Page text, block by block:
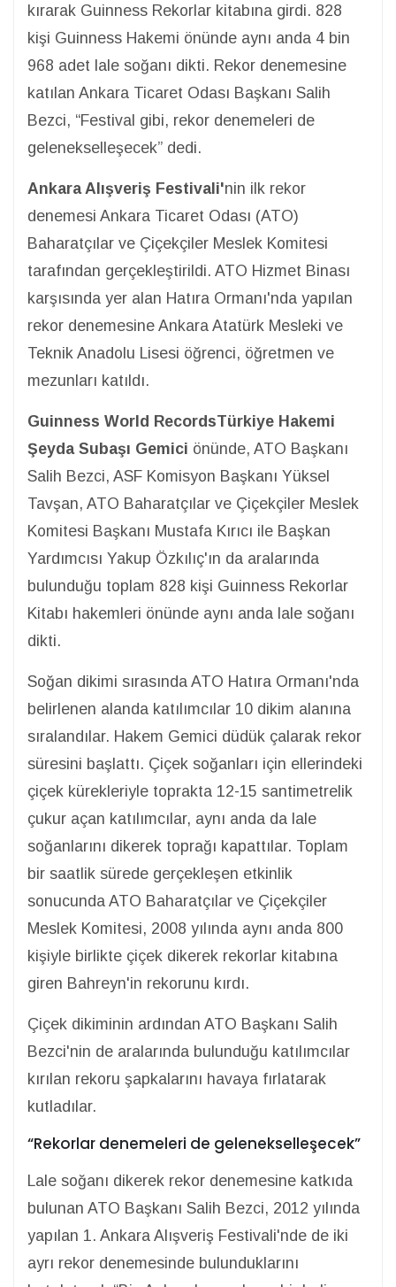
kırarak Guinness Rekorlar kitabına girdi. 828
kişi Guinness Hakemi önünde aynı anda 4 bin
968 adet lale soğanı dikti. Rekor denemesine
katılan Ankara Ticaret Odası Başkanı Salih
Bezci, “Festival gibi, rekor denemeleri de
gelenekselleşecek” dedi.
Ankara Alışveriş Festivali'nin ilk rekor
denemesi Ankara Ticaret Odası (ATO)
Baharatçılar ve Çiçekçiler Meslek Komitesi
tarafından gerçekleştirildi. ATO Hizmet Binası
karşısında yer alan Hatıra Ormanı'nda yapılan
rekor denemesine Ankara Atatürk Mesleki ve
Teknik Anadolu Lisesi öğrenci, öğretmen ve
mezunları katıldı.
Guinness World RecordsTürkiye Hakemi
Şeyda Subaşı Gemici önünde, ATO Başkanı
Salih Bezci, ASF Komisyon Başkanı Yüksel
Tavşan, ATO Baharatçılar ve Çiçekçiler Meslek
Komitesi Başkanı Mustafa Kırıcı ile Başkan
Yardımcısı Yakup Özkılıç'ın da aralarında
bulunduğu toplam 828 kişi Guinness Rekorlar
Kitabı hakemleri önünde aynı anda lale soğanı
dikti.
Soğan dikimi sırasında ATO Hatıra Ormanı'nda
belirlenen alanda katılımcılar 10 dikim alanına
sıralandılar. Hakem Gemici düdük çalarak rekor
süresini başlattı. Çiçek soğanları için ellerindeki
çiçek kürekleriyle toprakta 12-15 santimetrelik
çukur açan katılımcılar, aynı anda da lale
soğanlarını dikerek toprağı kapattılar. Toplam
bir saatlik sürede gerçekleşen etkinlik
sonucunda ATO Baharatçılar ve Çiçekçiler
Meslek Komitesi, 2008 yılında aynı anda 800
kişiyle birlikte çiçek dikerek rekorlar kitabına
giren Bahreyn'in rekorunu kırdı.
Çiçek dikiminin ardından ATO Başkanı Salih
Bezci'nin de aralarında bulunduğu katılımcılar
kırılan rekoru şapkalarını havaya fırlatarak
kutladılar.
“Rekorlar denemeleri de gelenekselleşecek”
Lale soğanı dikerek rekor denemesine katkıda
bulunan ATO Başkanı Salih Bezci, 2012 yılında
yapılan 1. Ankara Alışveriş Festivali'nde de iki
ayrı rekor denemesinde bulunduklarını